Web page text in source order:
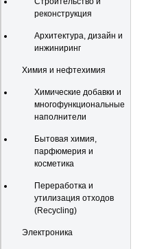
реконструкция
Архитектура, дизайн и
инжиниринг
Химия и нефтехимия
Химические добавки и
многофункциональные
наполнители
Бытовая химия,
парфюмерия и
косметика
Переработка и
утилизация отходов
(Recycling)
Электроника